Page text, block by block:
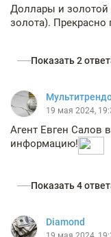
Доллары и
золота).
Показать 2
19 мая 2024,
Агент Евген Салов
информацию!
Показать 4
Diamond